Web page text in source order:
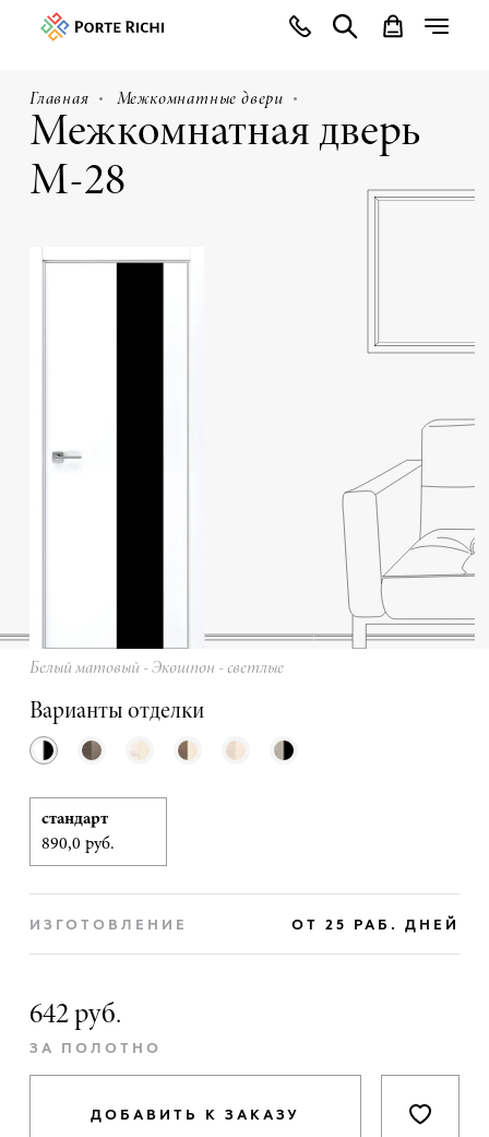
ИЗГОТОВЛЕНИЕ ОТ 25 РАБ. ДНЕЙ
642 руб.
ЗА ПОЛОТНО
ДОБАВИТЬ К ЗАКАЗУ
Главная Межкомнатные двери
Межкомнатная дверь
М-28
Белый матовый - Экошпон - светлые
Варианты отделки
стандарт
890,0 руб.